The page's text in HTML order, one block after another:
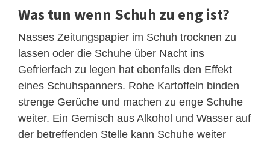
Was tun wenn Schuh zu eng ist?
Nasses Zeitungspapier im Schuh trocknen zu
lassen oder die Schuhe über Nacht ins
Gefrierfach zu legen hat ebenfalls den Effekt
eines Schuhspanners. Rohe Kartoffeln binden
strenge Gerüche und machen zu enge Schuhe
weiter. Ein Gemisch aus Alkohol und Wasser auf
der betreffenden Stelle kann Schuhe weiter